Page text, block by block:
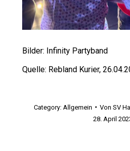
Bilder: Infinity Partyband
Quelle: Rebland Kurier,
Category: Allgemein VonSV
28. April